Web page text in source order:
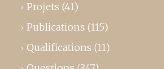
Projets (41)
Publications (115)
Qualifications (11)